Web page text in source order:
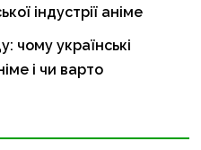
індустрії аніме
чому українські
і чи варто